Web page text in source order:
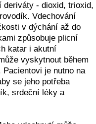
- dioxid, trioxid,
Vdechování
v dýchání až do
způsobuje plicní
katar i akutní
vyskytnout během
je nutno na
se jeho potřeba
srdeční léky a